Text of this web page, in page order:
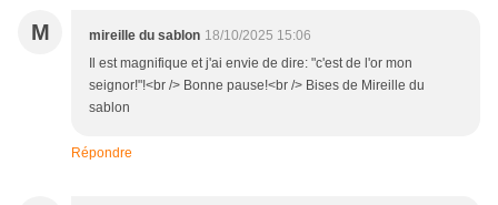
M mireille du sablon 18/10/2025 15:06
Il est magnifique et j'ai envie de dire: "c'est de l'or mon
seignor!"!<br /> Bonne pause!<br /> Bises de Mireille du
sablon
Répondre